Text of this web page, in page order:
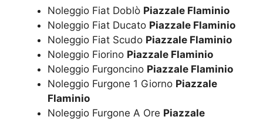
Noleggio Fiat Doblò Piazzale Flaminio
Noleggio Fiat Ducato Piazzale Flaminio
Noleggio Fiat Scudo Piazzale Flaminio
Noleggio Fiorino Piazzale Flaminio
Noleggio Furgoncino Piazzale Flaminio
Noleggio Furgone 1 Giorno Piazzale
Flaminio
Noleggio Furgone A Ore Piazzale